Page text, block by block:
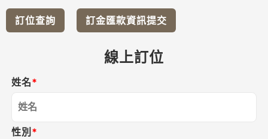
訂位查詢 訂金匯款資訊提交
線上訂位
姓名*
性別 *